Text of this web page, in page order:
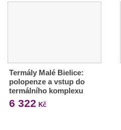
Termály Malé Bielice:
polopenze a vstup do
termálního komplexu
6 322 Kč